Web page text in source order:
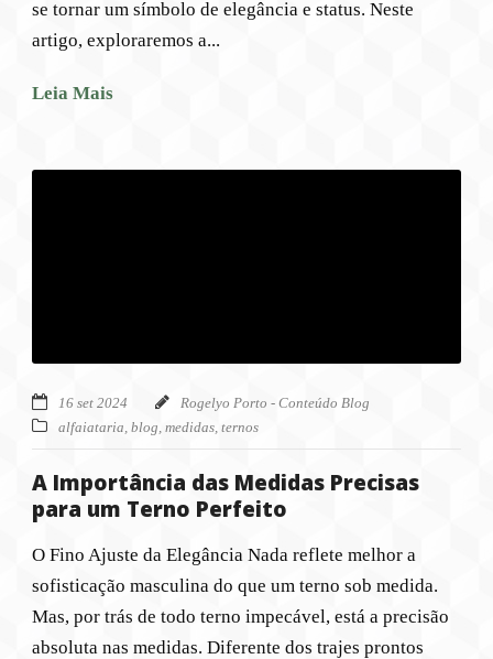
se tornar um símbolo de elegância e status. Neste
artigo, exploraremos a...
Leia Mais
16 set 2024
Rogelyo Porto - Conteúdo Blog
alfaiataria blog medidas ternos
A Importância das Medidas Precisas
para um Terno Perfeito
O Fino Ajuste da Elegância Nada reflete melhor a
sofisticação masculina do que um terno sob medida.
Mas, por trás de todo terno impecável, está a precisão
absoluta nas medidas. Diferente dos trajes prontos